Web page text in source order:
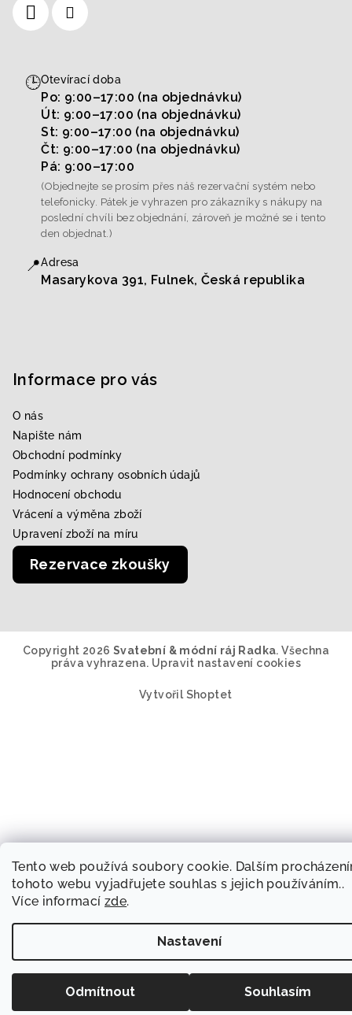
Tento web používá soubory cookie. Dalším
tohoto webu vyjadřujete souhlas s jejich používáním..
Více informacízde.
Nastavení
Odmítnout Souhlasím
🕒Otevírací doba
Po: 9:00–17:00 (na objednávku)
Út: 9:00–17:00 (na objednávku)
St: 9:00–17:00 (na objednávku)
Čt: 9:00–17:00 (na objednávku)
Pá: 9:00–17:00
(Objednejte se prosím přes náš rezervační systém nebo
telefonicky. Pátek je vyhrazen pro zákazníky s nákupy na
poslední chvíli bez objednání, zároveň je možné se i tento
den objednat.)
📍Adresa
Masarykova 391, Fulnek, Česká republika
Informace pro vás
O nás
Napište nám
Obchodní podmínky
Podmínky ochrany osobních údajů
Hodnocení obchodu
Vrácení a výměna zboží
Upravení zboží na míru
Rezervace zkoušky
Copyright 2026 Svatební & módní ráj Radka. Všechna
práva vyhrazena. Upravit nastavení cookies
Vytvořil Shoptet